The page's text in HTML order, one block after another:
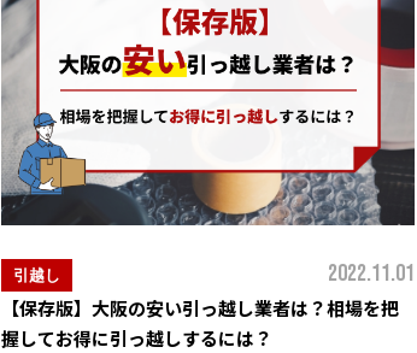
引越し 2022.11.01
【保存版】大阪の安い引っ越し業者は？相場を把
握してお得に引っ越しするには？